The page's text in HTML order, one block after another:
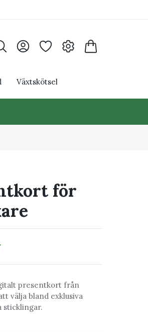
Växtskötsel
för
presentkort från
välja bland exklusiva
sticklingar.